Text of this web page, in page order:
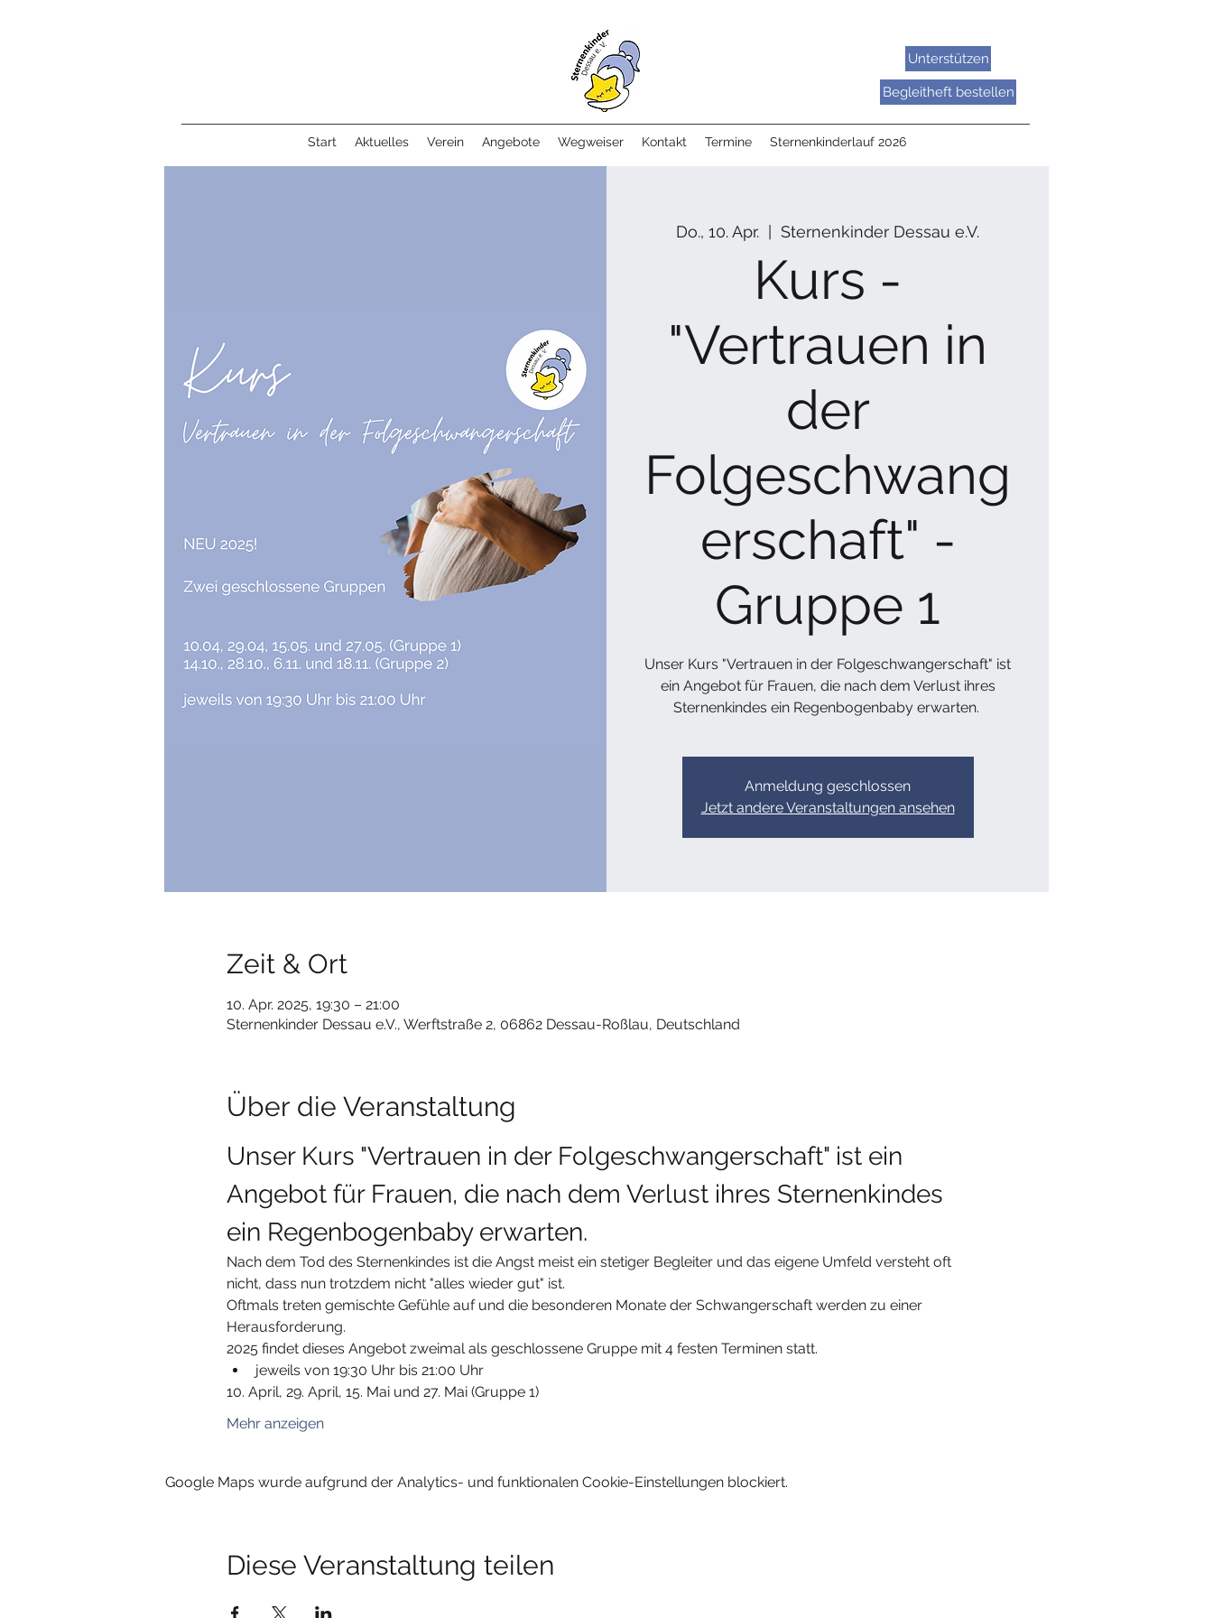
Unterstützen
Begleitheft bestellen
Start Aktuelles Verein Angebote Wegweiser Kontakt Termine Sternenkinderlauf 2026
Do., 10. Apr. Sternenkinder Dessau e.V.
Kurs -
"Vertrauen in
der
Folgeschwang
erschaft" -
Gruppe 1
Unser Kurs "Vertrauen in der Folgeschwangerschaft" ist
ein Angebot für Frauen, die nach dem Verlust ihres
Sternenkindes ein Regenbogenbaby erwarten.
Anmeldung geschlossen
Jetzt andere Veranstaltungen ansehen
Zeit & Ort
10. Apr. 2025, 19:30 – 21:00
Sternenkinder Dessau e.V., Werftstraße 2, 06862 Dessau-Roßlau, Deutschland
Über die Veranstaltung
Unser Kurs "Vertrauen in der Folgeschwangerschaft" ist ein
Angebot für Frauen, die nach dem Verlust ihres Sternenkindes
ein Regenbogenbaby erwarten.
Nach dem Tod des Sternenkindes ist die Angst meist ein stetiger Begleiter und das eigene Umfeld versteht oft
nicht, dass nun trotzdem nicht "alles wieder gut" ist.
Oftmals treten gemischte Gefühle auf und die besonderen Monate der Schwangerschaft werden zu einer
Herausforderung.
2025 findet dieses Angebot zweimal als geschlossene Gruppe mit 4 festen Terminen statt.
jeweils von 19:30 Uhr bis 21:00 Uhr
10. April, 29. April, 15. Mai und 27. Mai (Gruppe 1)​
Mehr anzeigen
Google Maps wurde aufgrund der Analytics- und funktionalen Cookie-Einstellungen blockiert.
Diese Veranstaltung teilen